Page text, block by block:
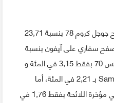
وفي في المركز الثاني فيحل متصفح جوجل كروم 78 بنسبة 23,71
سفاري على آيفون بنسبة
11,01 ثم في تراجع مفاجئ فايرفوكس 70 بفقط 3,15 في المئة و
متصفح سامسونغ Samsung Internet بـ 2,21 في المئة، أما
متصفح مايكروسوف إيدج فيقبع في مؤخرة اللائحة بفقط 1,76 في